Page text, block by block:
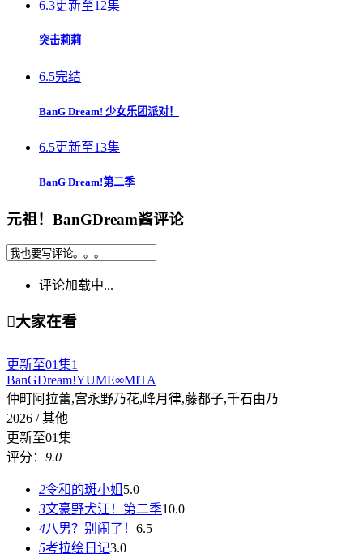
6.3更新至12集
突击莉莉
6.5完结
BanG Dream! 少女乐团派对！
6.5更新至13集
BanG Dream!第二季
元祖！BanGDream酱评论
评论加载中...
大家在看
更新至01集1
BanGDream!YUME∞MITA
仲町阿拉蕾,宫永野乃花,峰月律,藤都子,千石由乃
2026 / 其他
更新至01集
评分： 9.0
2令和的斑小姐 5.0
3文豪野犬汪！第二季10.0
4八男？别闹了！ 6.5
5考拉绘日记3.0